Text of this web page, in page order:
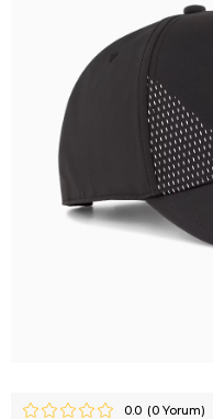
0.0 (0Yorum)